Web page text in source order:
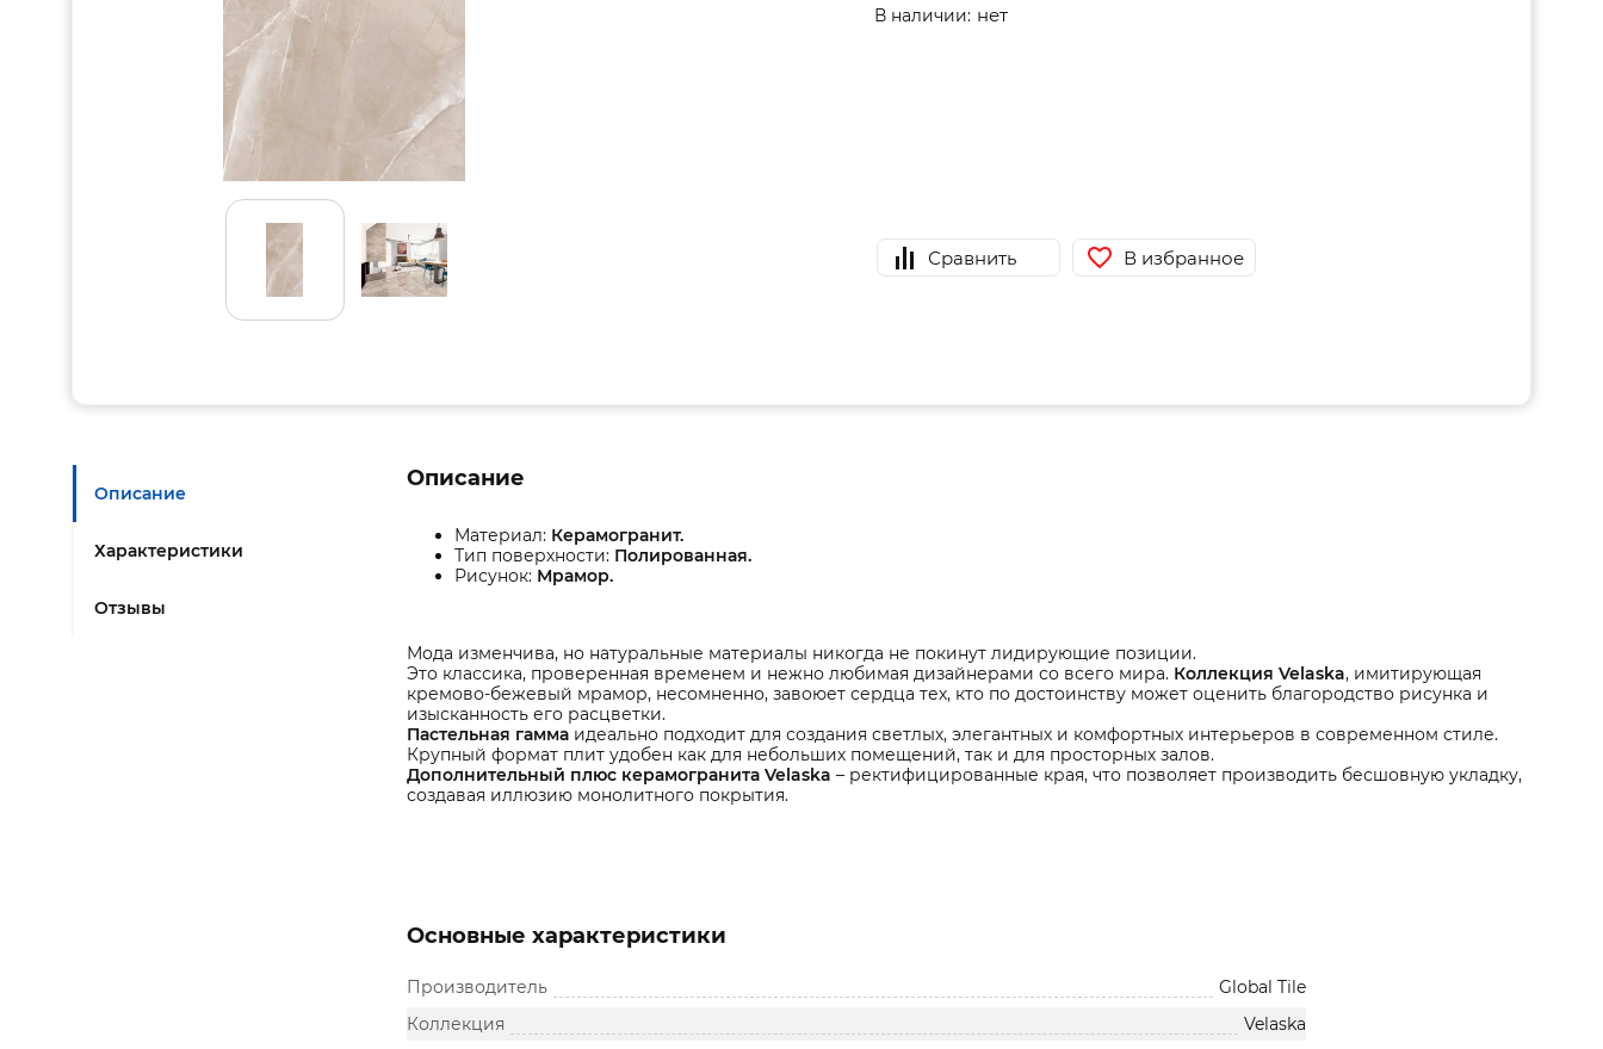
В наличии: нет
Сравнить В избранное
Описание
Характеристики
Отзывы
Описание
Материал: Керамогранит.
Тип поверхности: Полированная.
Рисунок: Мрамор.
Мода изменчива, но натуральные материалы никогда не покинут лидирующие позиции.
Это классика, проверенная временем и нежно любимая дизайнерами со всего мира. Коллекция Velaska, имитирующая
кремово-бежевый мрамор, несомненно, завоюет сердца тех, кто по достоинству может оценить благородство рисунка и
изысканность его расцветки.
Пастельная гамма идеально подходит для создания светлых, элегантных и комфортных интерьеров в современном стиле.
Крупный формат плит удобен как для небольших помещений, так и для просторных залов.
Дополнительный плюс керамогранита Velaska – ректифицированные края, что позволяет производить бесшовную укладку,
создавая иллюзию монолитного покрытия.
Основные характеристики
Производитель
Global Tile
Коллекция
Velaska